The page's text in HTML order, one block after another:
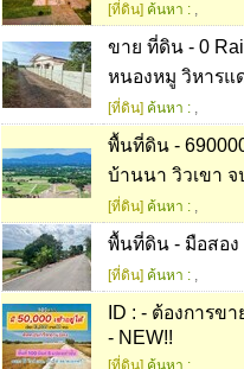
[ที่ดิน] ค้นหา : ,
ขาย ที่ดิน - 0
หนองหมู วิหารแ
[ที่ดิน] ค้นหา : ,
พื้นที่ดิน -
บ้านนา วิวเขา จ
[ที่ดิน] ค้นหา : ,
พื้นที่ดิน - มือสอ
[ที่ดิน] ค้นหา : ,
ID : - ต้องการข
- NEW!!
[ที่ดิน] ค้นหา :